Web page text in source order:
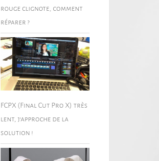
rouge clignote, comment
réparer ?
FCPX (Final Cut Pro X) très
lent, j’approche de la
solution !